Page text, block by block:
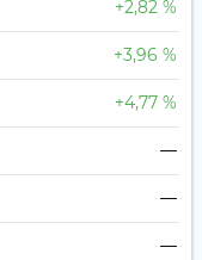
+2,82 %
+3,96 %
+4,77 %
—
—
—